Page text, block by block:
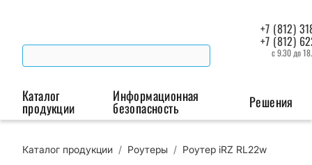
+7 (812)
+7 (812)
с 9.30 до
Каталог
продукции
Беспроводная связь Промышленная автоматизация
Информационная
безопасность Решения
Каталог продукции / Роутеры / Роутер iRZ RL22w